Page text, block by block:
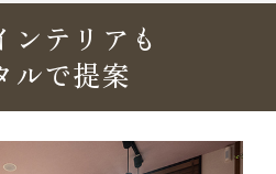
ンテリアも
ルで提案